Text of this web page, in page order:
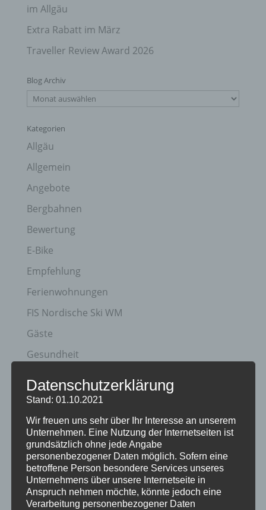
im Allgäu
Extra Rabatt im März
Traveller Review Award 2026
Blog Archiv
Blog
Kategorien
Allgäu
Allgemein
Angebote
Bergbahnen
Bewertung
E-Bike
Empfehlung
Ferienwohnungen
FIS Nordische Ski WM
Gäste
Gesundheit
Info
Oberstdorf
Stellenangebot
Traveller Review Award
Urlaub
Veranstaltungstipp
Datenschutzerklärung
Stand: 01.10.2021
Wir freuen uns sehr über Ihr Interesse an unserem
Unternehmen. Eine Nutzung der Internetseiten ist
grundsätzlich ohne jede Angabe
personenbezogener Daten möglich. Sofern eine
betroffene Person besondere Services unseres
Unternehmens über unsere Internetseite in
Anspruch nehmen möchte, könnte jedoch eine
Verarbeitung personenbezogener Daten